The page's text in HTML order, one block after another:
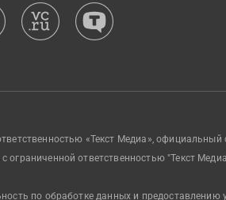
«Текст Медиа», официальный
ограниченной ответственностью "Текст
по обработке данных и